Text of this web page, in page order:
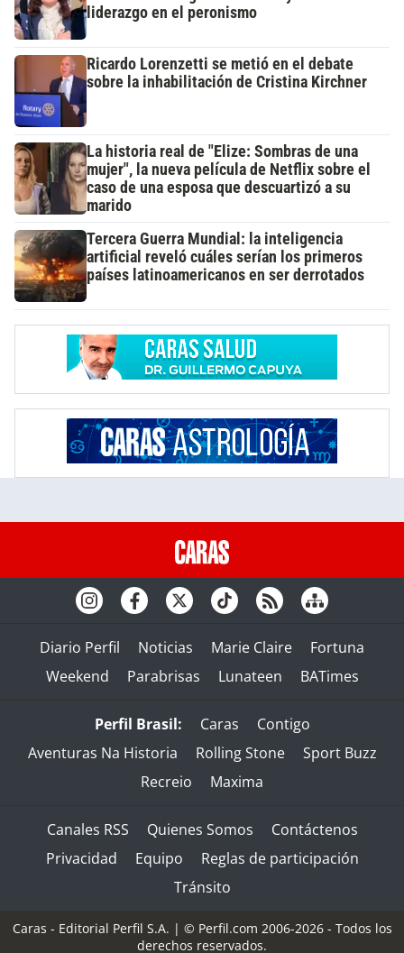
liderazgo en el peronismo
Ricardo Lorenzetti se metió en el debate
sobre la inhabilitación de Cristina Kirchner
La historia real de "Elize: Sombras de una
mujer", la nueva película de Netflix sobre el
caso de una esposa que descuartizó a su
marido
Tercera Guerra Mundial: la inteligencia
artificial reveló cuáles serían los primeros
países latinoamericanos en ser derrotados
Diario Perfil Noticias Marie Claire
Fortuna
Weekend
Parabrisas Lunateen BATimes
Perfil Brasil: Caras
Contigo
Aventuras Na Historia
Rolling Stone
Sport Buzz
Recreio
Maxima
Canales RSS Quienes Somos
Contáctenos
Privacidad
Equipo
Reglas de participación
Tránsito
Caras - Editorial Perfil S.A. | © Perfil.com 2006-2026 - Todos los
derechos reservados.